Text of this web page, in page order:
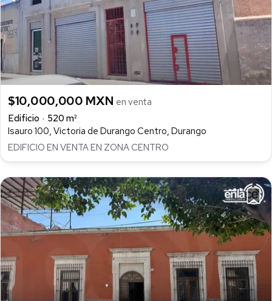
$10,000,000 MXN en venta
Edificio
520 m²
Isauro 100, Victoria de Durango Centro, Durango
EDIFICIO EN VENTA EN ZONA CENTRO